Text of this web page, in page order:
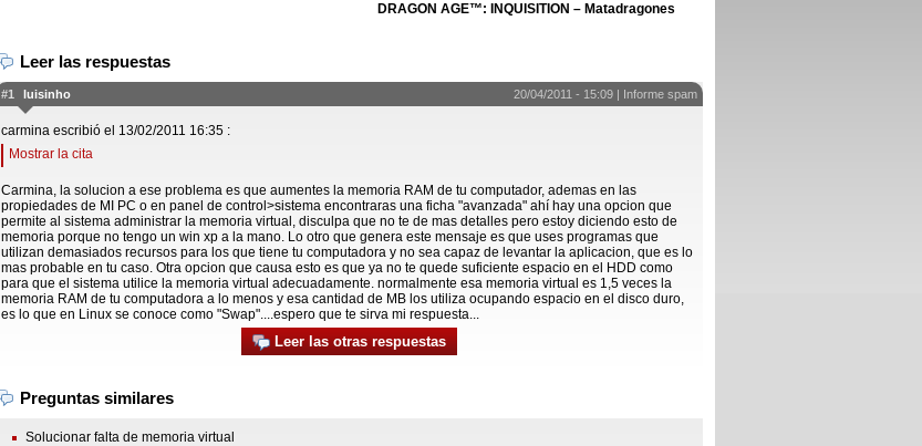
DRAGON AGE™: INQUISITION – Matadragones
Leer las respuestas
#1 luisinho 20/04/2011 - 15:09 | Informe spam
carmina escribió el 13/02/2011 16:35 :
Mostrar la cita
Carmina, la solucion a ese problema es que aumentes la memoria RAM de tu computador, ademas en las
propiedades de MI PC o en panel de control>sistema encontraras una ficha "avanzada" ahí hay una opcion que
permite al sistema administrar la memoria virtual, disculpa que no te de mas detalles pero estoy diciendo esto de
memoria porque no tengo un win xp a la mano. Lo otro que genera este mensaje es que uses programas que
utilizan demasiados recursos para los que tiene tu computadora y no sea capaz de levantar la aplicacion, que es lo
mas probable en tu caso. Otra opcion que causa esto es que ya no te quede suficiente espacio en el HDD como
para que el sistema utilice la memoria virtual adecuadamente. normalmente esa memoria virtual es 1,5 veces la
memoria RAM de tu computadora a lo menos y esa cantidad de MB los utiliza ocupando espacio en el disco duro,
es lo que en Linux se conoce como "Swap"....espero que te sirva mi respuesta...
Leer las otras respuestas
Preguntas similares
Solucionar falta de memoria virtual